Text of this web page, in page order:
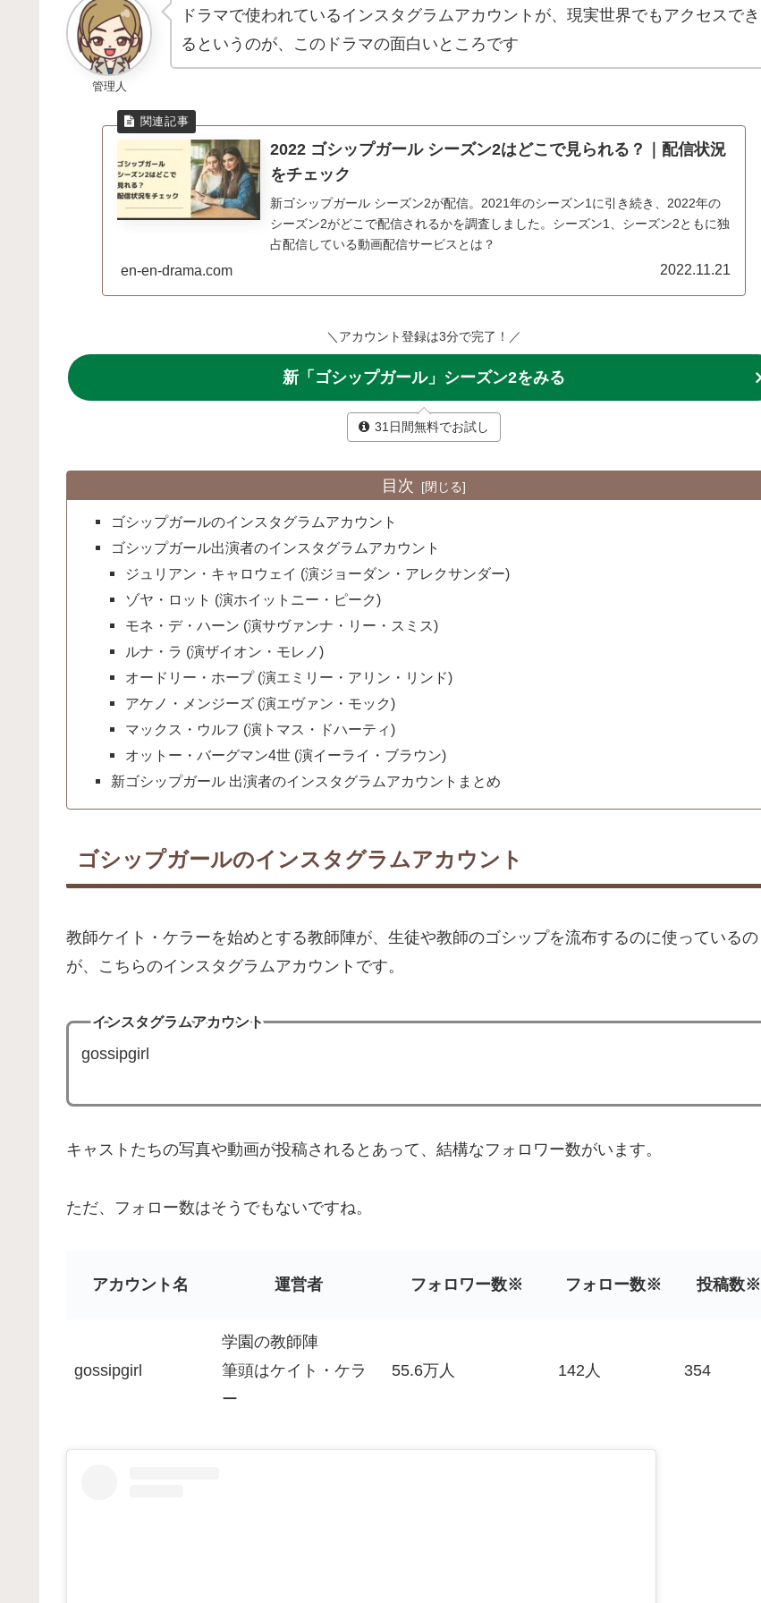
管理人
ドラマで使われているインスタグラムアカウントが、現実世界でもアクセスでき
るというのが、このドラマの面白いところです
2022 ゴシップガール シーズン2はどこで見られる？｜配信状況
をチェック
新ゴシップガール シーズン2が配信。2021年のシーズン1に引き続き、2022年の
シーズン2がどこで配信されるかを調査しました。シーズン1、シーズン2ともに独
占配信している動画配信サービスとは？
en-en-drama.com 2022.11.21
＼アカウント登録は3分で完了！／
新「ゴシップガール」シーズン2をみる
31日間無料でお試し
目次
ゴシップガールのインスタグラムアカウント
ゴシップガール出演者のインスタグラムアカウント
ジュリアン・キャロウェイ (演ジョーダン・アレクサンダー)
ゾヤ・ロット (演ホイットニー・ピーク)
モネ・デ・ハーン (演サヴァンナ・リー・スミス)
ルナ・ラ (演ザイオン・モレノ)
オードリー・ホープ (演エミリー・アリン・リンド)
アケノ・メンジーズ (演エヴァン・モック)
マックス・ウルフ (演トマス・ドハーティ)
オットー・バーグマン4世 (演イーライ・ブラウン)
新ゴシップガール 出演者のインスタグラムアカウントまとめ
ゴシップガールのインスタグラムアカウント
教師ケイト・ケラーを始めとする教師陣が、生徒や教師のゴシップを流布するのに使っているの
が、こちらのインスタグラムアカウントです。
インスタグラムアカウント
gossipgirl
キャストたちの写真や動画が投稿されるとあって、結構なフォロワー数がいます。
ただ、フォロー数はそうでもないですね。
アカウント名 運営者 フォロワー数※ フォロー数※ 投稿数※
gossipgirl
学園の教師陣
筆頭はケイト・ケラ
ー
55.6万人 142人 354